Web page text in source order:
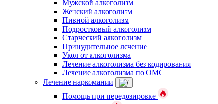
Мужской алкоголизм
Женский алкоголизм
Пивной алкоголизм
Подростковый алкоголизм
Старческий алкоголизм
Принудительное лечение
Укол от алкоголизма
Лечение алкоголизма без кодирования
Лечение алкоголизма по ОМС
Лечение наркомании
Помощь при передозировке